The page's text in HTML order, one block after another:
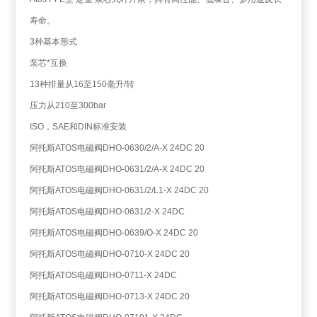
寿命。
3种基本形式
泵芯*互换
13种排量从16至150毫升/转
压力从210至300bar
ISO，SAE和DIN标准安装
阿托斯ATOS电磁阀DHO-0630/2/A-X 24DC 20
阿托斯ATOS电磁阀DHO-0631/2/A-X 24DC 20
阿托斯ATOS电磁阀DHO-0631/2/L1-X 24DC 20
阿托斯ATOS电磁阀DHO-0631/2-X 24DC
阿托斯ATOS电磁阀DHO-0639/O-X 24DC 20
阿托斯ATOS电磁阀DHO-0710-X 24DC 20
阿托斯ATOS电磁阀DHO-0711-X 24DC
阿托斯ATOS电磁阀DHO-0713-X 24DC 20